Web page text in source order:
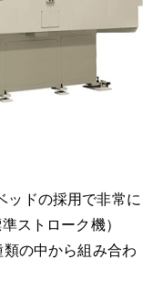
ッドの採用で非常に
ストローク機）
の中から組み合わ